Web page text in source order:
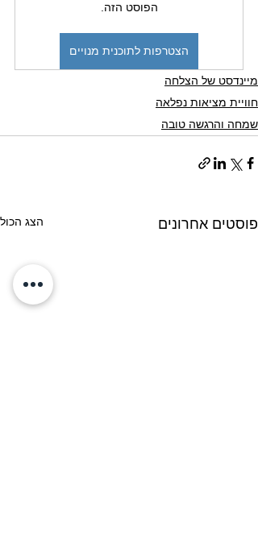
הפוסט הזה.
הצטרפות לתוכנית מנויים
מיינדסט של הצלחה
חוויית מציאות נפלאה
שמחה והרגשה טובה
פוסטים אחרונים הצג הכול